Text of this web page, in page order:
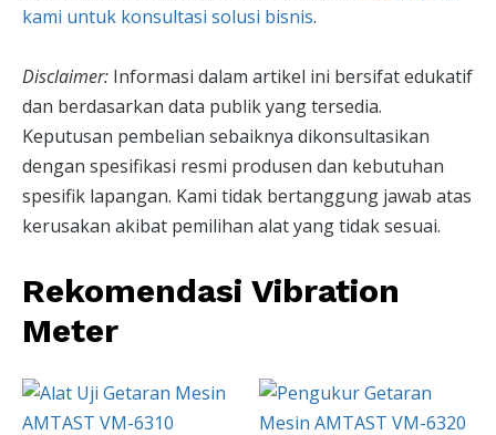
kami untuk konsultasi solusi bisnis.
Disclaimer: Informasi dalam artikel ini bersifat edukatif
dan berdasarkan data publik yang tersedia.
Keputusan pembelian sebaiknya dikonsultasikan
dengan spesifikasi resmi produsen dan kebutuhan
spesifik lapangan. Kami tidak bertanggung jawab atas
kerusakan akibat pemilihan alat yang tidak sesuai.
Rekomendasi Vibration
Meter